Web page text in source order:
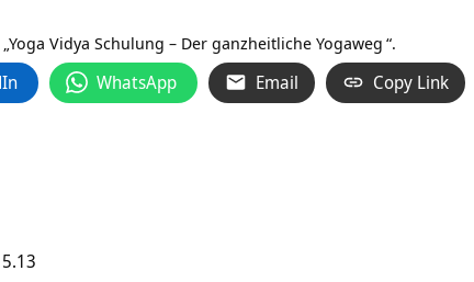
Yoga Vidya Schulung – Der ganzheitliche Yogaweg “.
WhatsApp Email Copy Link